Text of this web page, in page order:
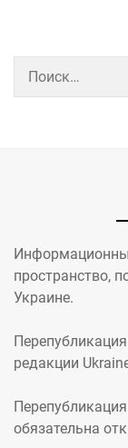
пространство,
Украине.
редакции
обязательна